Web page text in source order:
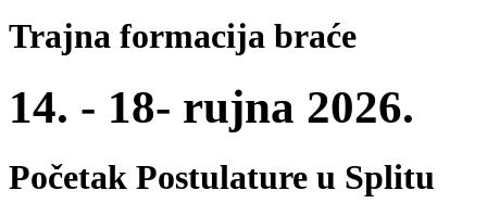
Trajna formacija braće
14. - 18- rujna 2026.
Početak Postulature u Splitu